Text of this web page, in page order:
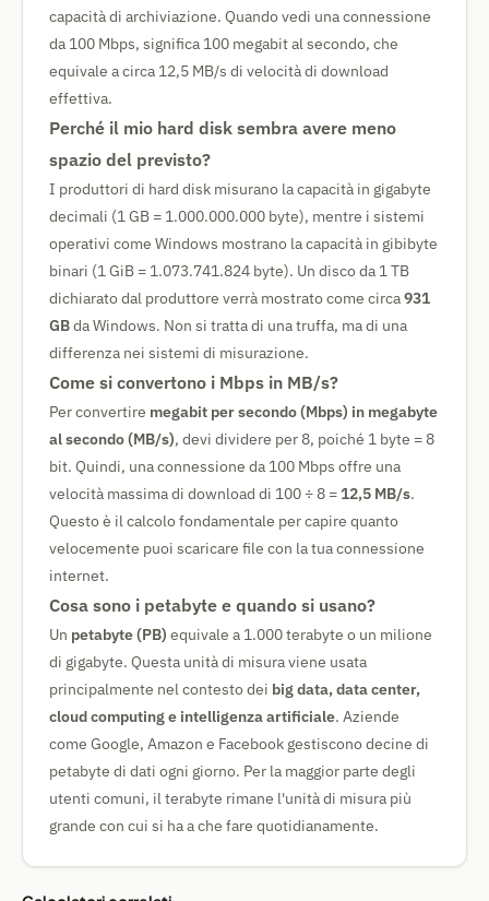
capacità di archiviazione. Quando vedi una connessione
da 100 Mbps, significa 100 megabit al secondo, che
equivale a circa 12,5 MB/s di velocità di download
effettiva.
Perché il mio hard disk sembra avere meno
spazio del previsto?
I produttori di hard disk misurano la capacità in gigabyte
decimali (1 GB = 1.000.000.000 byte), mentre i sistemi
operativi come Windows mostrano la capacità in gibibyte
binari (1 GiB = 1.073.741.824 byte). Un disco da 1 TB
dichiarato dal produttore verrà mostrato come circa931
GBda Windows. Non si tratta di una truffa, ma di una
differenza nei sistemi di misurazione.
Come si convertono i Mbps in MB/s?
Per convertire megabit per secondo (Mbps) in megabyte
al secondo (MB/s), devi dividere per 8, poiché 1 byte = 8
bit. Quindi, una connessione da 100 Mbps offre una
velocità massima di download di 100 ÷ 8 = 12,5 MB/s.
Questo è il calcolo fondamentale per capire quanto
velocemente puoi scaricare file con la tua connessione
internet.
Cosa sono i petabyte e quando si usano?
Un petabyte (PB) equivale a 1.000 terabyte o un milione
di gigabyte. Questa unità di misura viene usata
principalmente nel contesto dei big data, data center,
cloud computing e intelligenza artificiale. Aziende
come Google, Amazon e Facebook gestiscono decine di
petabyte di dati ogni giorno. Per la maggior parte degli
utenti comuni, il terabyte rimane l'unità di misura più
grande con cui si ha a che fare quotidianamente.